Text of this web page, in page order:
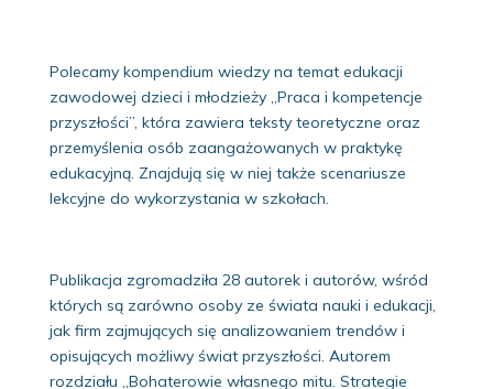
Polecamy kompendium wiedzy na temat edukacji
zawodowej dzieci i młodzieży „Praca i kompetencje
przyszłości”, która zawiera teksty teoretyczne oraz
przemyślenia osób zaangażowanych w praktykę
edukacyjną. Znajdują się w niej także scenariusze
lekcyjne do wykorzystania w szkołach.
Publikacja zgromadziła 28 autorek i autorów, wśród
których są zarówno osoby ze świata nauki i edukacji,
jak firm zajmujących się analizowaniem trendów i
opisujących możliwy świat przyszłości. Autorem
rozdziału „Bohaterowie własnego mitu. Strategie